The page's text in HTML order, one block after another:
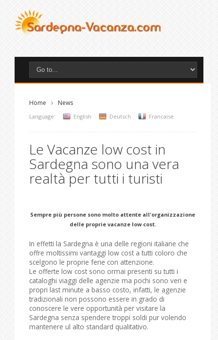
Home News
Language: English Deutsch Francaise
Le Vacanze low cost in
Sardegna sono una vera
realtà per tutti i turisti
Sempre più persone sono molto attente all'organizzazione
delle proprie vacanze low cost.
In effetti la Sardegna è una delle regioni italiane che
offre moltissimi vantaggi low cost a tutti coloro che
scelgono le proprie ferie con attenzione.
Le offerte low cost sono ormai presenti su tutti i
cataloghi viaggi delle agenzie ma pochi sono veri e
propri last minute a basso costo, infatti, le agenzie
tradizionali non possono essere in grado di
conoscere le vere opportunità per visitare la
Sardegna senza spendere troppi soldi pur volendo
mantenere ul alto standard qualitativo.